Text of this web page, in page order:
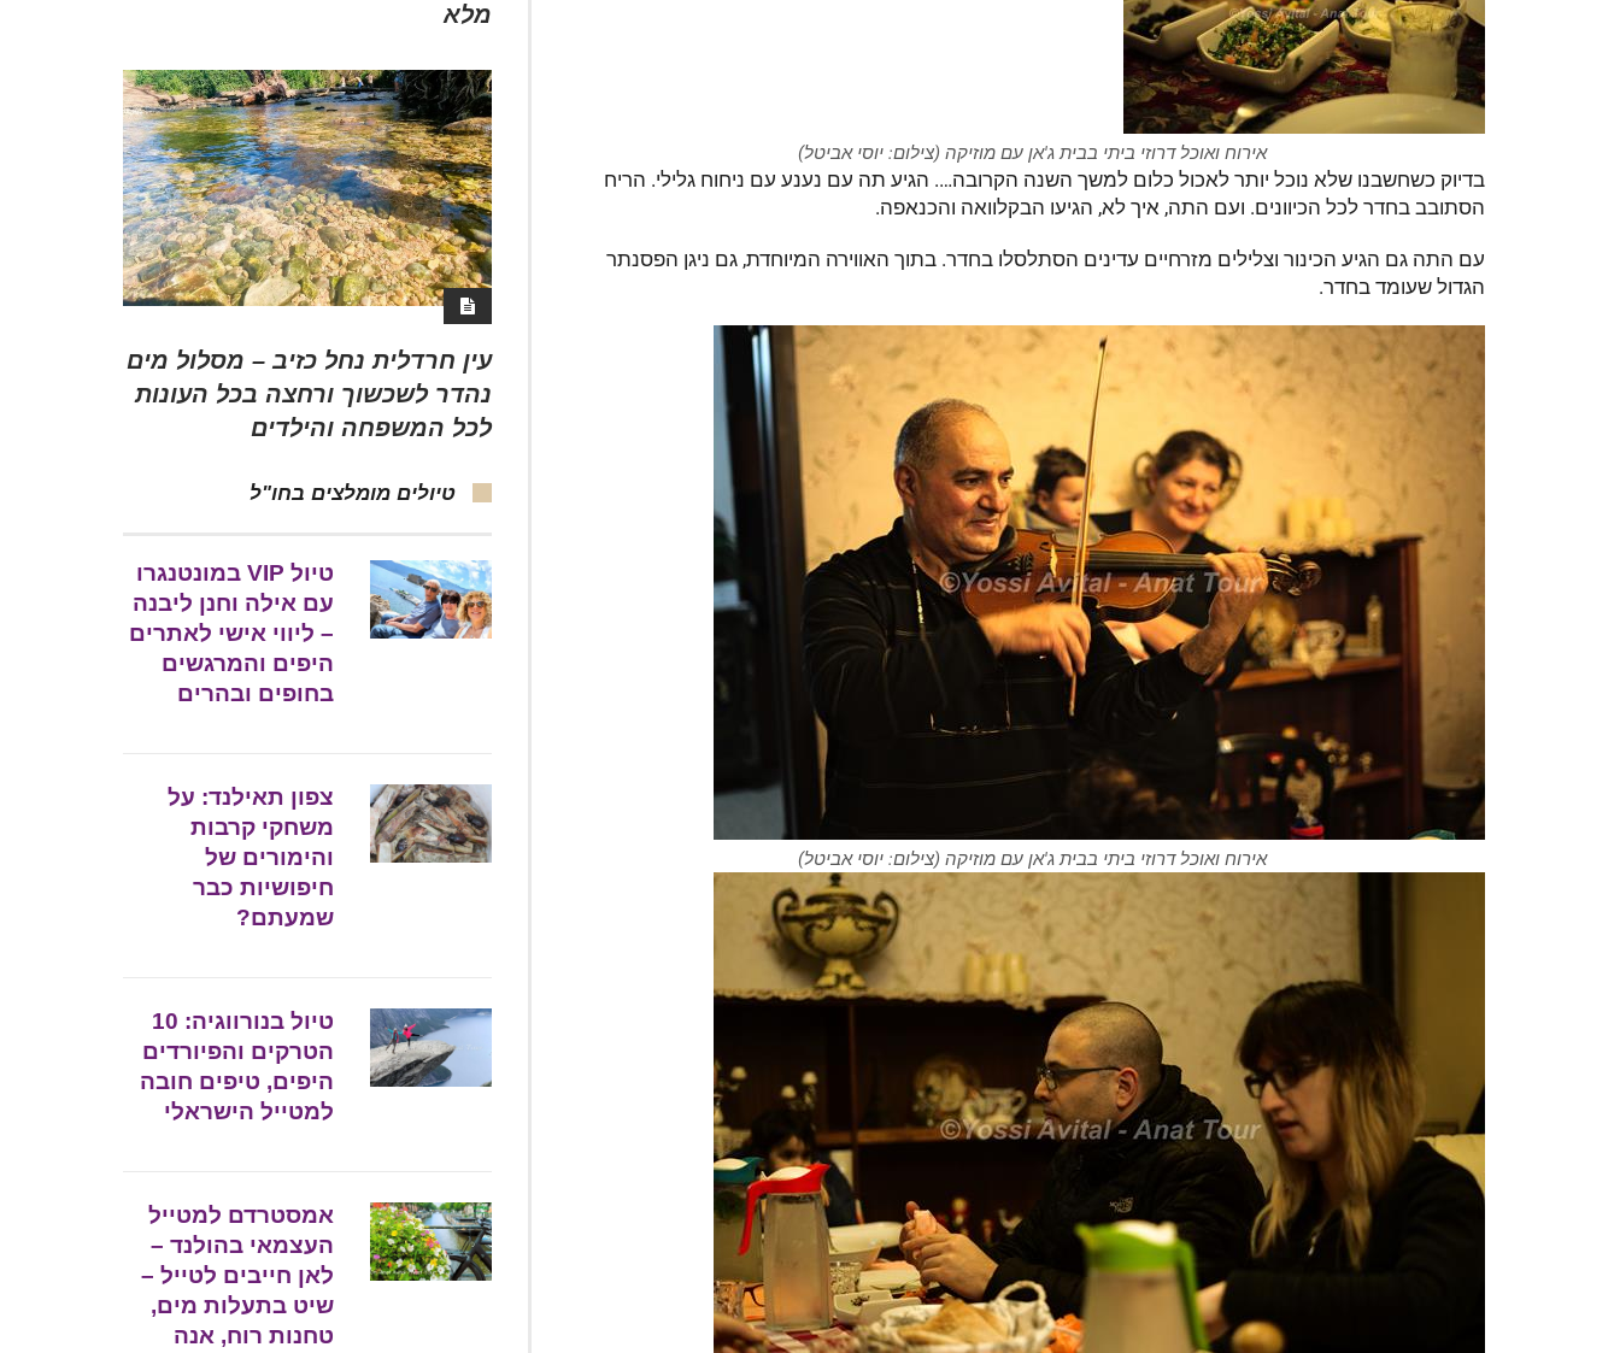
אירוח ואוכל דרוזי ביתי בבית ג'אן עם מוזיקה (צילום: יוסי אביטל)
בדיוק כשחשבנו שלא נוכל יותר לאכול כלום למשך השנה הקרובה…. הגיע תה עם נענע עם ניחוח גלילי. הריח
הסתובב בחדר לכל הכיוונים. ועם התה, איך לא, הגיעו הבקלוואה והכנאפה.
עם התה גם הגיע הכינור וצלילים מזרחיים עדינים הסתלסלו בחדר. בתוך האווירה המיוחדת, גם ניגן הפסנתר
הגדול שעומד בחדר.
אירוח ואוכל דרוזי ביתי בבית ג'אן עם מוזיקה (צילום: יוסי אביטל)
מלא
עין חרדלית נחל כזיב – מסלול מים
נהדר לשכשוך ורחצה בכל העונות
לכל המשפחה והילדים
טיולים מומלצים בחו"ל
טיול VIP במונטנגרו
עם אילה וחנן ליבנה
– ליווי אישי לאתרים
היפים והמרגשים
בחופים ובהרים
צפון תאילנד: על
משחקי קרבות
והימורים של
חיפושיות כבר
שמעתם?
טיול בנורווגיה: 10
הטרקים והפיורדים
היפים, טיפים חובה
למטייל הישראלי
אמסטרדם למטייל
העצמאי בהולנד –
לאן חייבים לטייל –
שיט בתעלות מים,
טחנות רוח, אנה